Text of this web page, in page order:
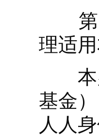
第二
理适用
本办
基金
人人